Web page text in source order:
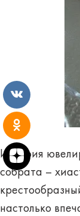
История
собрата –
настолько